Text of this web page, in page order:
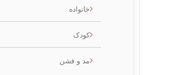
خانواده
کودک
مد و فشن